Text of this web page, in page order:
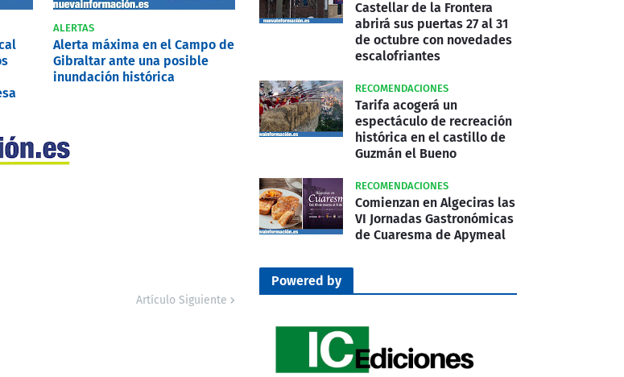
ALERTAS
Alerta máxima en el Campo de
Gibraltar ante una posible
inundación histórica
Artículo Siguiente
Castellar de la Frontera
abrirá sus puertas 27 al 31
de octubre con novedades
escalofriantes
RECOMENDACIONES
Tarifa acogerá un
espectáculo de recreación
histórica en el castillo de
Guzmán el Bueno
RECOMENDACIONES
Comienzan en Algeciras las
VI Jornadas Gastronómicas
de Cuaresma de Apymeal
Powered by